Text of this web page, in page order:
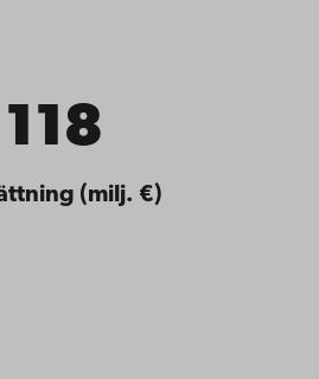
118
(milj. €)